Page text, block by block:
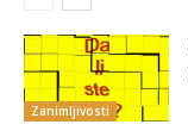
Zanimljivosti